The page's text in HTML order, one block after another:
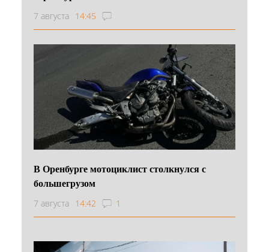
7 августа 14:45
В Оренбурге мотоциклист столкнулся с
большегрузом
7 августа 14:42 1